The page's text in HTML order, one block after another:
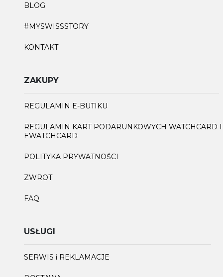
BLOG
#MYSWISSSTORY
KONTAKT
ZAKUPY
REGULAMIN E-BUTIKU
REGULAMIN KART PODARUNKOWYCH WATCHCARD I
EWATCHCARD
POLITYKA PRYWATNOŚCI
ZWROT
FAQ
USŁUGI
SERWIS i REKLAMACJE